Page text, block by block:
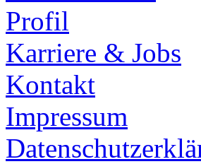
Profil
Karriere & Jobs
Kontakt
Impressum